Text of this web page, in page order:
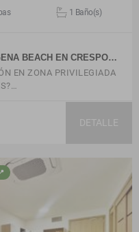
1 Baño(s)
BEACH EN CRESPO…
EN ZONA PRIVILEGIADA
DETALLE